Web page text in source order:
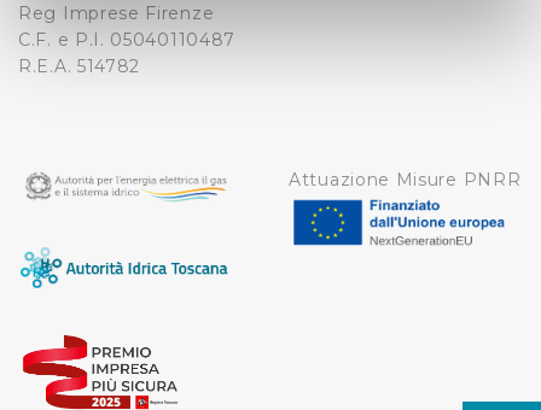
Identificare il tuo dispositivo, scansionandolo
attivamente alla ricerca di caratteristiche specifiche
(impronte digitali).
modificare o ritirare il tuo consenso in qualsiasi momento
dalla Dichiarazione sui cookie.
Utilizziamo dei cookie tecnici necessari per rendere
fruibile il sito web abilitandone funzionalità di base quali
protette. In linea con le preferenze manifestate
dall’Utente e con i consensi dallo stesso prestati, i
cookie possono essere inoltre utilizzati per analizzare il
Reg Imprese Firenze
C.F. e P.I. 05040110487
R.E.A. 514782
Attuazione Misure PNRR